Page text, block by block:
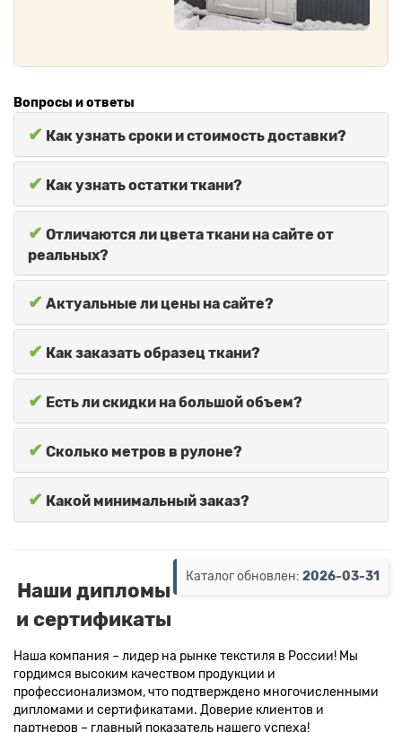
Вопросы и ответы
✔ Как узнать сроки и стоимость доставки?
✔ Как узнать остатки ткани?
✔ Отличаются ли цвета ткани на сайте от
реальных?
✔ Актуальные ли цены на сайте?
✔ Как заказать образец ткани?
✔ Есть ли скидки на большой объем?
✔ Сколько метров в рулоне?
✔ Какой минимальный заказ?
Каталог обновлен: 2026-03-31
Наши дипломы
и сертификаты
Наша компания – лидер на рынке текстиля в России! Мы
гордимся высоким качеством продукции и
профессионализмом, что подтверждено многочисленными
дипломами и сертификатами. Доверие клиентов и
партнеров – главный показатель нашего успеха!